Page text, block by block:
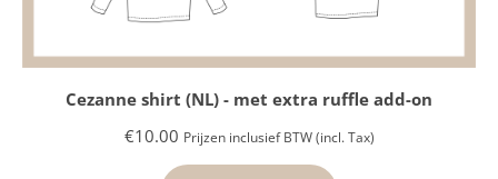
Cezanne shirt (NL) - met extra ruffle add-on
€10.00 Prijzen inclusief BTW (incl. Tax)